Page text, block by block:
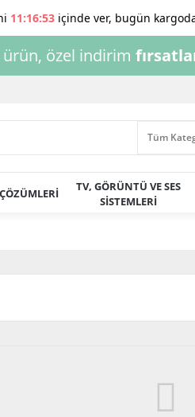
ürün, özel indirim
TV, GÖRÜNTÜ VE SES
SİSTEMLERİ